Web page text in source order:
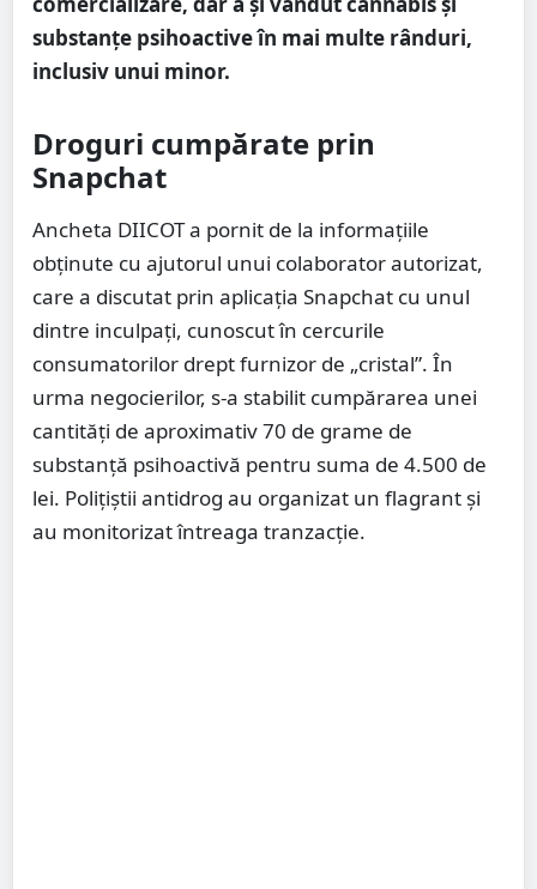
substanțe psihoactive în mai multe rânduri,
inclusiv unui minor.
Droguri cumpărate prin
Snapchat
Ancheta DIICOT a pornit de la informațiile
obținute cu ajutorul unui colaborator autorizat,
care a discutat prin aplicația Snapchat cu unul
dintre inculpați, cunoscut în cercurile
consumatorilor drept furnizor de „cristal”. În
urma negocierilor, s-a stabilit cumpărarea unei
cantități de aproximativ 70 de grame de
substanță psihoactivă pentru suma de 4.500 de
lei. Polițiștii antidrog au organizat un flagrant și
au monitorizat întreaga tranzacție.